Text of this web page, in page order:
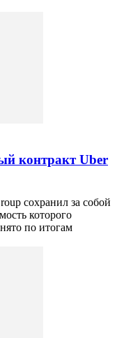
контракт Uber
сохранил за собой
которого
по итогам